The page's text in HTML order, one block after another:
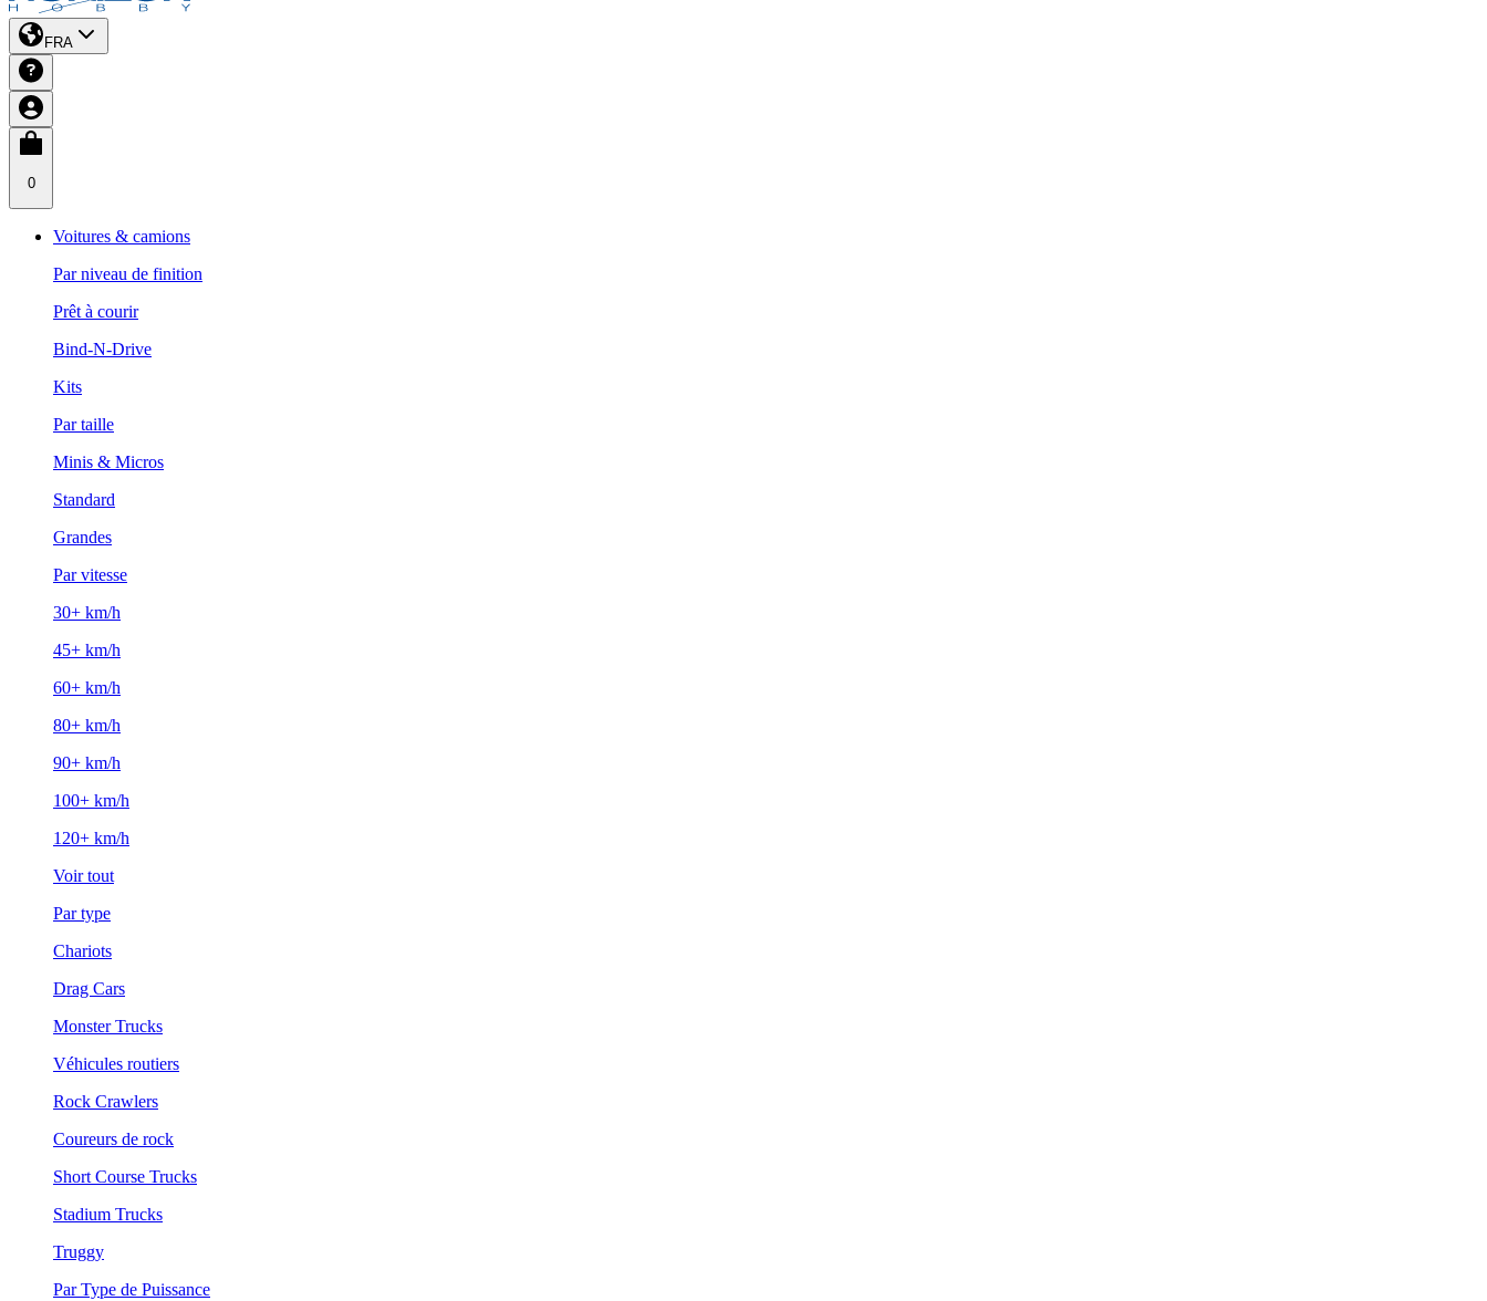
FRA
0
Voitures & camions
Par niveau de finition
Prêt à courir
Bind-N-Drive
Kits
Par taille
Minis & Micros
Standard
Grandes
Par vitesse
30+ km/h
45+ km/h
60+ km/h
80+ km/h
90+ km/h
100+ km/h
120+ km/h
Voir tout
Par type
Chariots
Drag Cars
Monster Trucks
Véhicules routiers
Rock Crawlers
Coureurs de rock
Short Course Trucks
Stadium Trucks
Truggy
Par Type de Puissance